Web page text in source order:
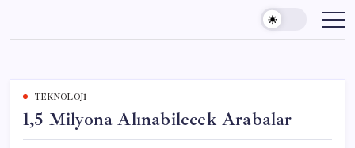
content
TEKNOLOJI
1,5 Milyona Alınabilecek Arabalar